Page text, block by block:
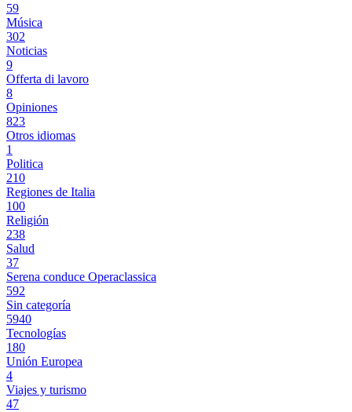
59
Música
302
Noticias
9
Offerta di lavoro
8
Opiniones
823
Otros idiomas
1
Politica
210
Regiones de Italia
100
Religión
238
Salud
37
Serena conduce Operaclassica
592
Sin categoría
5940
Tecnologías
180
Unión Europea
4
Viajes y turismo
47